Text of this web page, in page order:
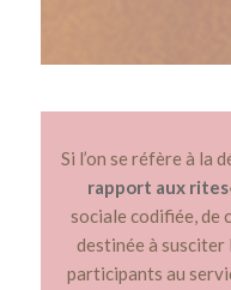
Si l’on se réfère à la
rapport aux rites
sociale codifiée, de
destinée à susciter
participants au